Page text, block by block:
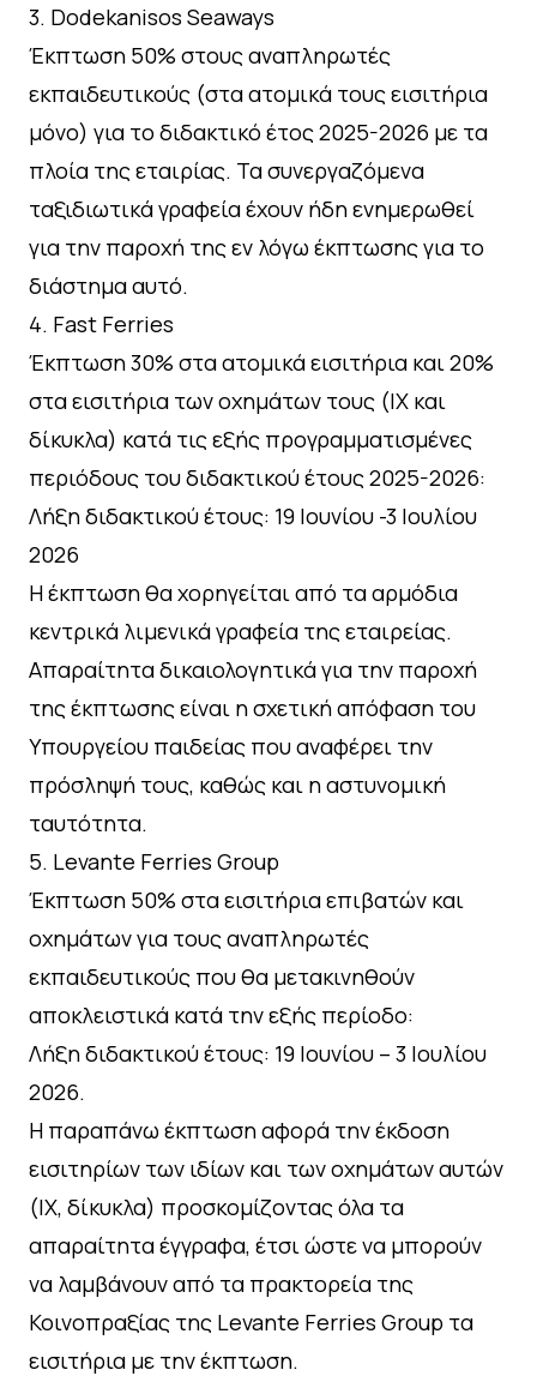
3.⁠ ⁠Dodekanisos Seaways
Έκπτωση 50% στους αναπληρωτές
εκπαιδευτικούς (στα ατομικά τους εισιτήρια
μόνο) για το διδακτικό έτος 2025-2026 με τα
πλοία της εταιρίας. Τα συνεργαζόμενα
ταξιδιωτικά γραφεία έχουν ήδη ενημερωθεί
για την παροχή της εν λόγω έκπτωσης για το
διάστημα αυτό.
4.⁠ ⁠Fast Ferries
Έκπτωση 30% στα ατομικά εισιτήρια και 20%
στα εισιτήρια των οχημάτων τους (IX και
δίκυκλα) κατά τις εξής προγραμματισμένες
περιόδους του διδακτικού έτους 2025-2026:
Λήξη διδακτικού έτους: 19 Ιουνίου -3 Ιουλίου
2026
Η έκπτωση θα χορηγείται από τα αρμόδια
κεντρικά λιμενικά γραφεία της εταιρείας.
Απαραίτητα δικαιολογητικά για την παροχή
της έκπτωσης είναι η σχετική απόφαση του
Υπουργείου παιδείας που αναφέρει την
πρόσληψή τους, καθώς και η αστυνομική
ταυτότητα.
5.⁠ ⁠Levante Ferries Group
Έκπτωση 50% στα εισιτήρια επιβατών και
οχημάτων για τους αναπληρωτές
εκπαιδευτικούς που θα μετακινηθούν
αποκλειστικά κατά την εξής περίοδο:
Λήξη διδακτικού έτους: 19 Ιουνίου – 3 Ιουλίου
2026.
Η παραπάνω έκπτωση αφορά την έκδοση
εισιτηρίων των ιδίων και των οχημάτων αυτών
(ΙΧ, δίκυκλα) προσκομίζοντας όλα τα
απαραίτητα έγγραφα, έτσι ώστε να μπορούν
να λαμβάνουν από τα πρακτορεία της
Κοινοπραξίας της Levante Ferries Group τα
εισιτήρια με την έκπτωση.